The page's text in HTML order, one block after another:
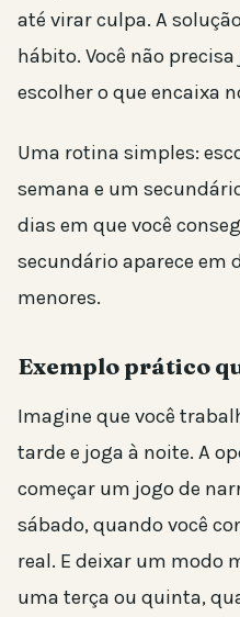
até virar culpa. A
hábito. Você não
escolher o que encaixa
Uma rotina simples:
semana e um
dias em que você
secundário aparece em
menores.
Exemplo prático
Imagine que você
tarde e joga à noite. A
começar um jogo de
sábado, quando você
real. E deixar um modo
uma terça ou quinta,